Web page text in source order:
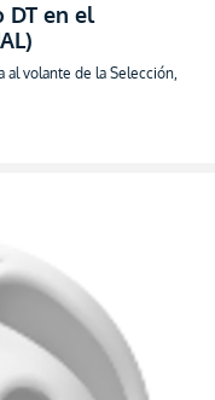
DT en el
al volante de la Selección,